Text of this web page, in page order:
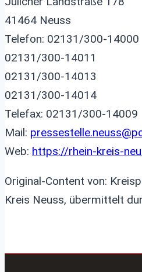
41464 Neuss
Telefon: 02131/300-14000
02131/300-14011
02131/300-14013
02131/300-14014
Telefax: 02131/300-14009
Mail:
Web: https://rhein-kreis-
Original-Content von:
Kreis Neuss, übermittelt